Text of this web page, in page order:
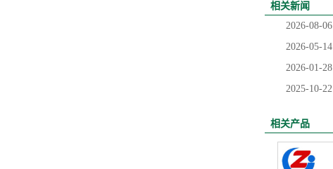
相关新闻
2026-08-06
2026-05-14
2026-01-28
2025-10-22
相关产品